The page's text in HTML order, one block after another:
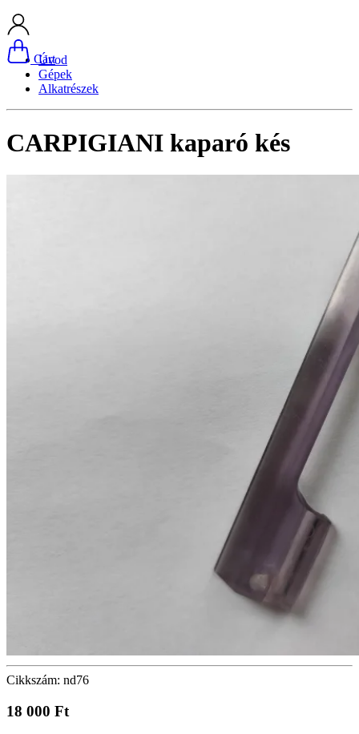
Cart
Úvod
Gépek
Alkatrészek
CARPIGIANI kaparó kés
Cikkszám: nd76
18 000 Ft